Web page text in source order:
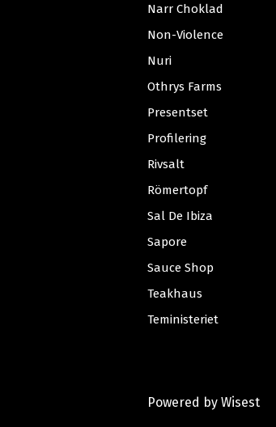
Narr Choklad
Non-Violence
Nuri
Othrys Farms
Presentset
Profilering
Rivsalt
Römertopf
Sal De Ibiza
Sapore
Sauce Shop
Teakhaus
Teministeriet
Powered by Wisest